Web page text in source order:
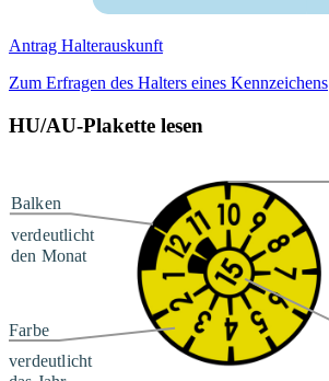
Antrag Halterauskunft
Zum Erfragen des Halters eines Kennzeichens
HU/AU-Plakette lesen